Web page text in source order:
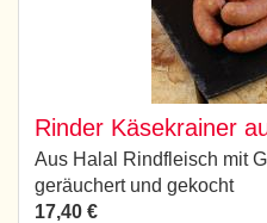
Rinder Käsekrainer
Aus Halal Rindfleisch mit
geräuchert und gekocht
17,40 €